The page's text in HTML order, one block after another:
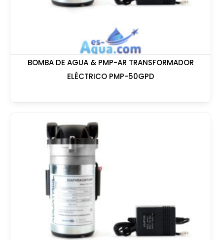
BOMBA DE AGUA & PMP-AR TRANSFORMADOR
ELÉCTRICO PMP-50GPD